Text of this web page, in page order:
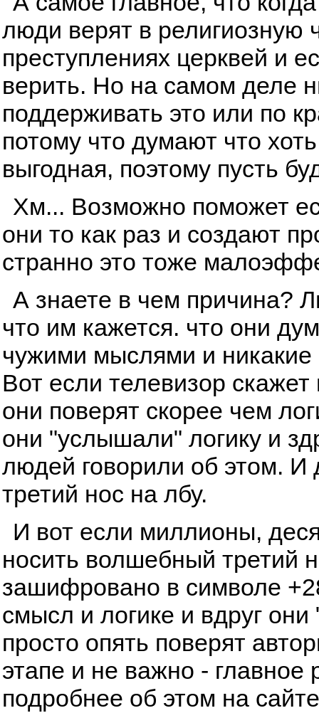
люди верят в религиозную
преступлениях церквей и
верить. Но на самом деле
поддерживать это или по
потому что думают что
выгодная, поэтому пусть
Хм... Возможно поможет
они то как раз и создают
странно это тоже
А знаете в чем причина?
что им кажется. что они
чужими мыслями и никакие
Вот если телевизор скажет
они поверят скорее чем
они "услышали" логику и
людей говорили об этом.
третий нос на лбу.
И вот если миллионы,
носить волшебный третий
зашифровано в символе
смысл и логике и вдруг
просто опять поверят
этапе и не важно - главное
подробнее об этом на